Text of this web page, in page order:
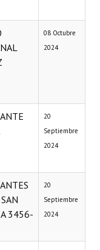
08 Octubre
2024
20
Septiembre
2024
3456-
20
Septiembre
2024